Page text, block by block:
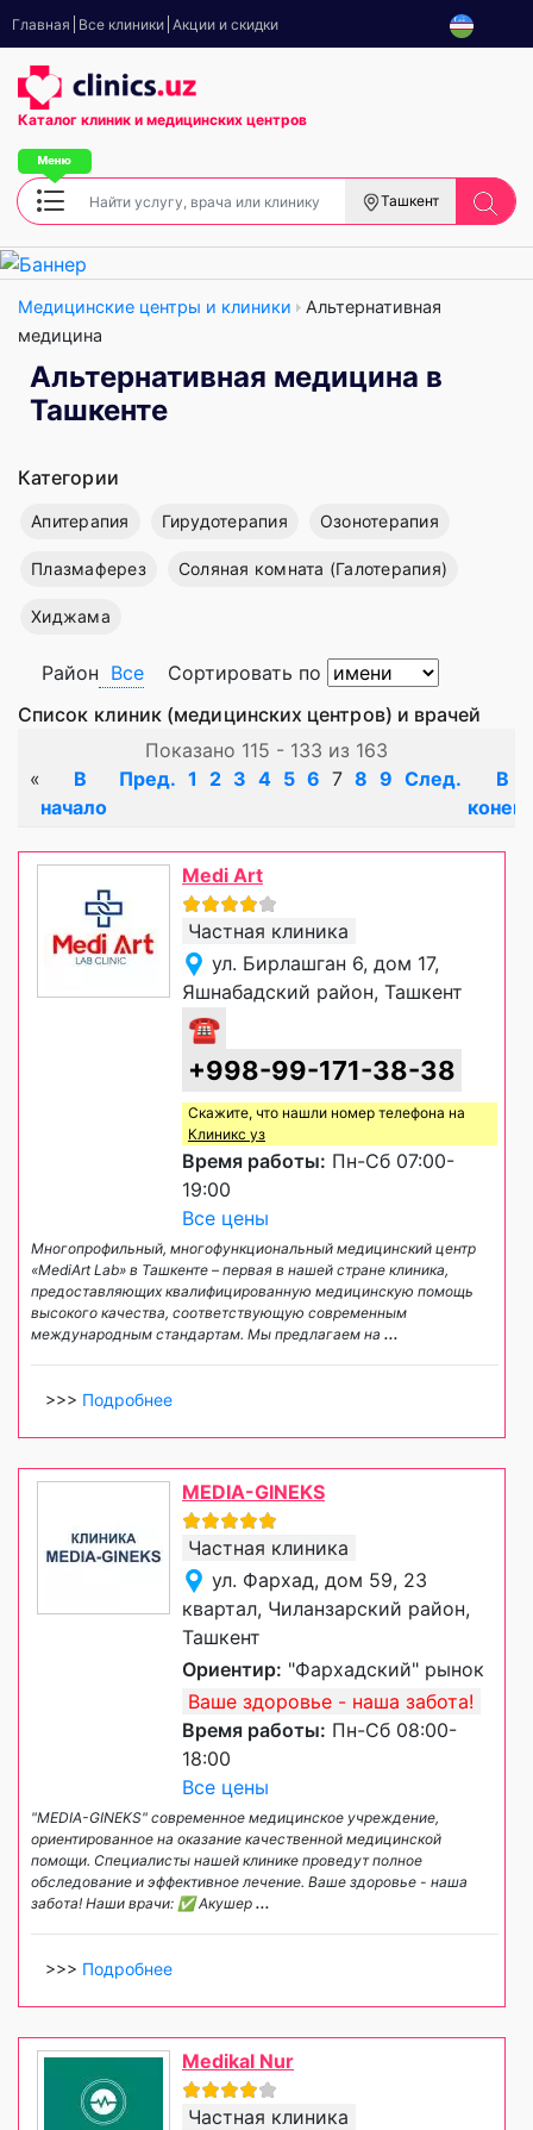
Главная Все клиники Акции и скидки
Каталог клиник и медицинских центров
Ташкент
Медицинские центры и клиники
Альтернативная
медицина
Альтернативная медицина в
Ташкенте
Категории
Апитерапия Гирудотерапия Озонотерапия
Плазмаферез Соляная комната (Галотерапия)
Хиджама
Район Все
Сортировать по
Список клиник (медицинских центров) и врачей
Показано 115 - 133 из 163
«
В
начало
Пред. 1 2 3 4 5 6 7 8 9 След.
В
конец
Medi Art
Частная клиника
ул. Бирлашган 6, дом 17,
Яшнабадский район, Ташкент
☎
+998-99-171-38-38
Скажите, что нашли номер телефона на
Клиникс уз
Время работы: Пн-Сб 07:00-
19:00
Все цены
Многопрофильный, многофункциональный медицинский центр
«MediArt Lab» в Ташкенте – первая в нашей стране клиника,
предоставляющих квалифицированную медицинскую помощь
высокого качества, соответствующую современным
международным стандартам. Мы предлагаем на ...
>>> Подробнее
MEDIA-GINEKS
Частная клиника
ул. Фархад, дом 59, 23
квартал, Чиланзарский район,
Ташкент
Ориентир: "Фархадский" рынок
Ваше здоровье - наша забота!
Время работы: Пн-Сб 08:00-
18:00
Все цены
"MEDIA-GINEKS" современное медицинское учреждение,
ориентированное на оказание качественной медицинской
помощи. Специалисты нашей клинике проведут полное
обследование и эффективное лечение. Ваше здоровье - наша
забота! Наши врачи: ✅ Акушер ...
>>> Подробнее
Medikal Nur
Частная клиника